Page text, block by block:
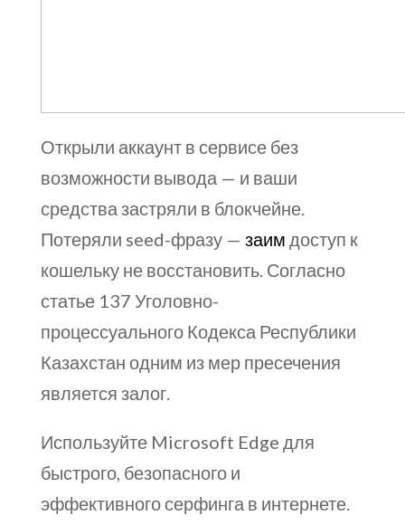
Открыли аккаунт в сервисе без
возможности вывода — и ваши
средства застряли в блокчейне.
Потеряли seed-фразу — заим доступ к
кошельку не восстановить. Согласно
статье 137 Уголовно-
процессуального Кодекса Республики
Казахстан одним из мер пресечения
является залог.
Используйте Microsoft Edge для
быстрого, безопасного и
эффективного серфинга в интернете.